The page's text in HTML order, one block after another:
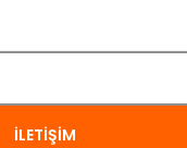
İLETIŞIM